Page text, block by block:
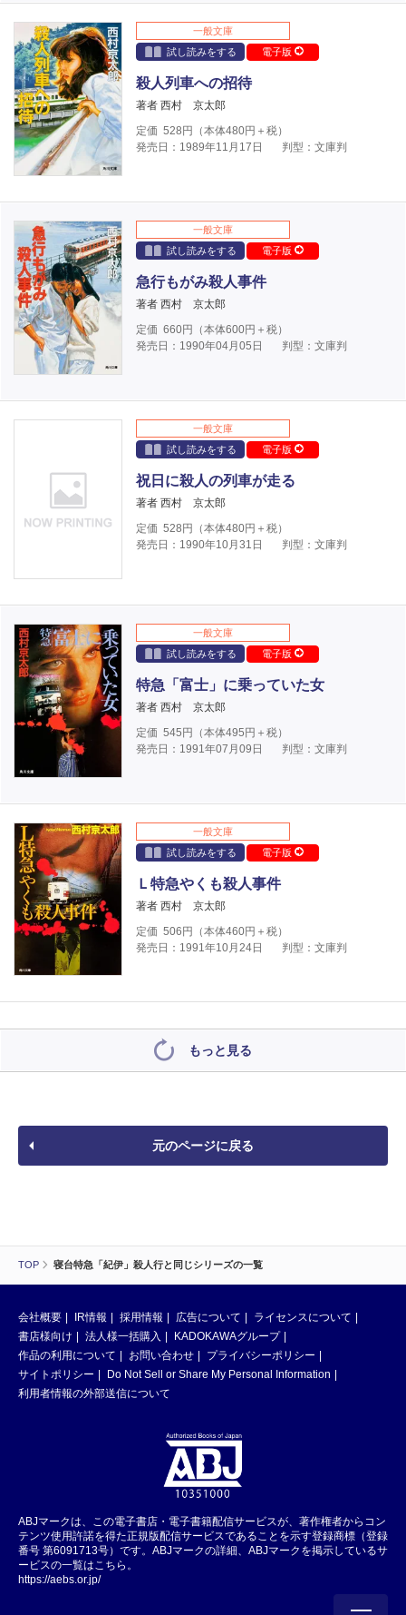
TOP 寝台特急「紀伊」殺人行と同じシリーズの一覧
一般文庫
試し読みをする
電子版
殺人列車への招待
著者 西村 京太郎
定価 528 円（本体480円＋税）
発売日：1989年11月17日
判型：文庫判
一般文庫
試し読みをする
電子版
急行もがみ殺人事件
著者 西村 京太郎
定価 660円（本体600円＋税）
発売日：1990年04月05日
判型：文庫判
一般文庫
試し読みをする
電子版
祝日に殺人の列車が走る
著者 西村 京太郎
定価 528 円（本体480円＋税）
発売日：1990年10月31日
判型：文庫判
一般文庫
試し読みをする
電子版
特急「富士」に乗っていた女
著者 西村 京太郎
定価 545 円（本体495 円＋税）
発売日：1991年07月09日
判型：文庫判
一般文庫
試し読みをする
電子版
Ｌ特急やくも殺人事件
著者 西村 京太郎
定価 506 円（本体460円＋税）
発売日：1991年10月24日
判型：文庫判
もっと見る
元のページに戻る
会社概要 IR情報 採用情報 広告について
ライセンスについて
書店様向け
法人様一括購入
KADOKAWAグループ
作品の利用について
お問い合わせ
プライバシーポリシー
サイトポリシー
Do Not Sell or Share My Personal Information
利用者情報の外部送信について
ABJマークは、この電子書店・電子書籍配信サービスが、著作権者からコン
テンツ使用許諾を得た正規版配信サービスであることを示す登録商標（登録
番号 第6091713号）です。ABJマークの詳細、ABJマークを掲示しているサ
ービスの一覧はこちら。
https://aebs.or.jp/